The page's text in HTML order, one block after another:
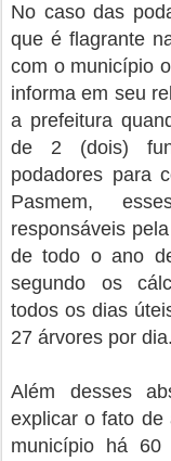
No caso das
que é flagrante
com o município
informa em seu
a prefeitura
de 2 (dois)
podadores para
Pasmem,
responsáveis
de todo o ano
segundo os
todos os dias
27 árvores por dia.
Além desses
explicar o fato de
município há 60